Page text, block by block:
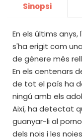
Sinopsi
En els últims
s'ha erigit com
de gènere més
En els centenars
de tot el país ha
ningú amb els
Així, ha detectat
guanyar-li al
dels nois i les